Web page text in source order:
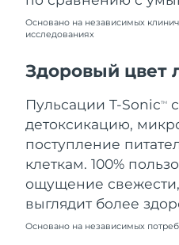
Основано на независимых
исследованиях
Здоровый цвет
Пульсации T-SonicTM
детоксикацию,
поступление
клеткам. 100%
ощущение
выглядит более
Основано на независимых
Норвегия
Оман